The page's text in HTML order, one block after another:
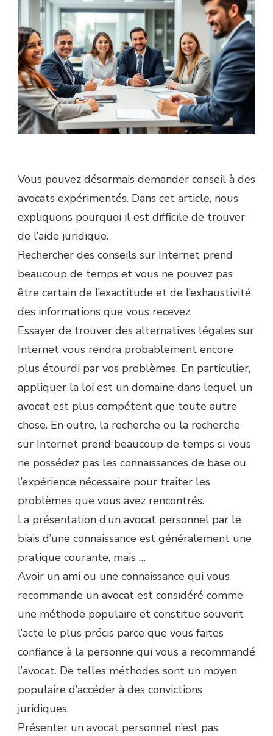
Vous pouvez désormais demander conseil à des
avocats expérimentés. Dans cet article, nous
expliquons pourquoi il est difficile de trouver
de l’aide juridique.
Rechercher des conseils sur Internet prend
beaucoup de temps et vous ne pouvez pas
être certain de l’exactitude et de l’exhaustivité
des informations que vous recevez.
Essayer de trouver des alternatives légales sur
Internet vous rendra probablement encore
plus étourdi par vos problèmes. En particulier,
appliquer la loi est un domaine dans lequel un
avocat est plus compétent que toute autre
chose. En outre, la recherche ou la recherche
sur Internet prend beaucoup de temps si vous
ne possédez pas les connaissances de base ou
l’expérience nécessaire pour traiter les
problèmes que vous avez rencontrés.
La présentation d’un avocat personnel par le
biais d’une connaissance est généralement une
pratique courante, mais …
Avoir un ami ou une connaissance qui vous
recommande un avocat est considéré comme
une méthode populaire et constitue souvent
l’acte le plus précis parce que vous faites
confiance à la personne qui vous a recommandé
l’avocat. De telles méthodes sont un moyen
populaire d’accéder à des convictions
juridiques.
Présenter un avocat personnel n’est pas